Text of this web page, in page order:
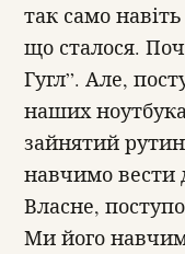
так само
що сталося.
Гугл”. Але,
наших
зайнятий
навчимо вести
Власне,
Ми його